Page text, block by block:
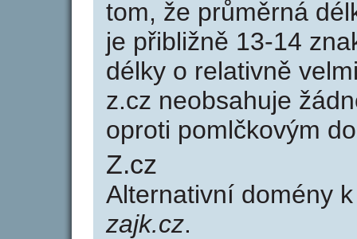
tom, že průměrná
je přibližně 13-14
délky o relativně
z.cz neobsahuje
oproti pomlčkovým
Z.cz
Alternativní domény
zajk.cz.